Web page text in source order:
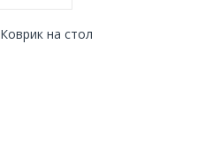
Коврик на стол